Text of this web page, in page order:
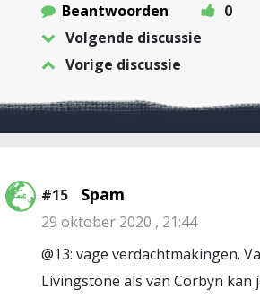
Beantwoorden
0
Volgende discussie
Vorige discussie
#15 Spam
29 oktober 2020 , 21:44
@13: vage verdachtmakingen.
Livingstone als van Corbyn kan